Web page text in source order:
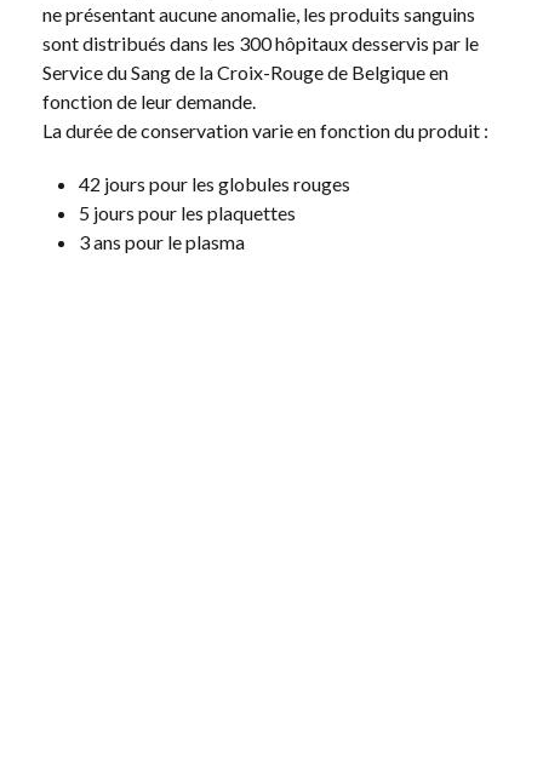
ne présentant aucune anomalie, les produits sanguins
sont distribués dans les 300 hôpitaux desservis par le
Service du Sang de la Croix-Rouge de Belgique en
fonction de leur demande.
La durée de conservation varie en fonction du produit :
42 jours pour les globules rouges
5 jours pour les plaquettes
3 ans pour le plasma